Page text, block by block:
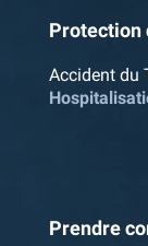
Protection
Accident du
Prendre